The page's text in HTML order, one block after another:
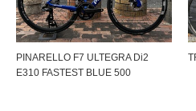
PINARELLO F7 ULTEGRA Di2
E310 FASTEST BLUE 500